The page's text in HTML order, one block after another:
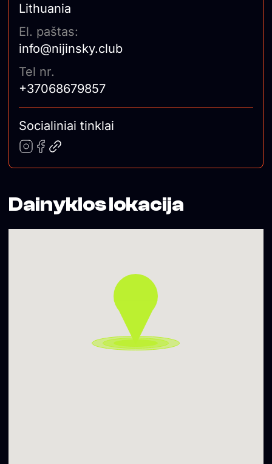
Lithuania
El. paštas:
info@nijinsky.club
Tel nr.
+37068679857
Socialiniai tinklai
Dainyklos lokacija